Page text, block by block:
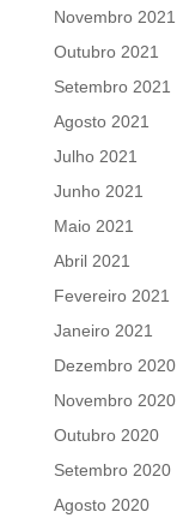
Novembro 2021
Outubro 2021
Setembro 2021
Agosto 2021
Julho 2021
Junho 2021
Maio 2021
Abril 2021
Fevereiro 2021
Janeiro 2021
Dezembro 2020
Novembro 2020
Outubro 2020
Setembro 2020
Agosto 2020